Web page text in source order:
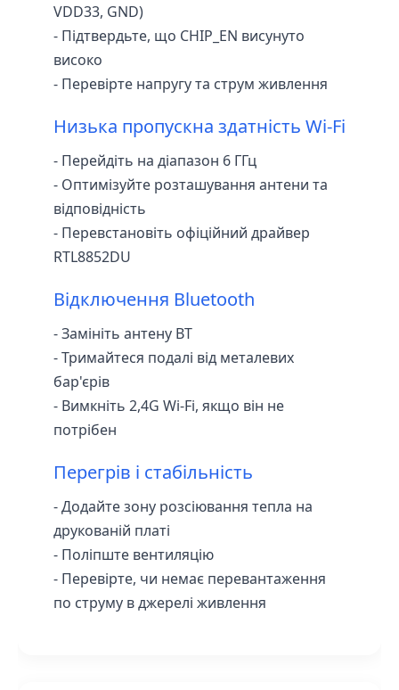
VDD33, GND)
- Підтвердьте, що CHIP_EN висунуто
високо
- Перевірте напругу та струм живлення
Низька пропускна здатність Wi-Fi
- Перейдіть на діапазон 6 ГГц
- Оптимізуйте розташування антени та
відповідність
- Перевстановіть офіційний драйвер
RTL8852DU
Відключення Bluetooth
- Замініть антену BT
- Тримайтеся подалі від металевих
бар'єрів
- Вимкніть 2,4G Wi-Fi, якщо він не
потрібен
Перегрів і стабільність
- Додайте зону розсіювання тепла на
друкованій платі
- Поліпште вентиляцію
- Перевірте, чи немає перевантаження
по струму в джерелі живлення